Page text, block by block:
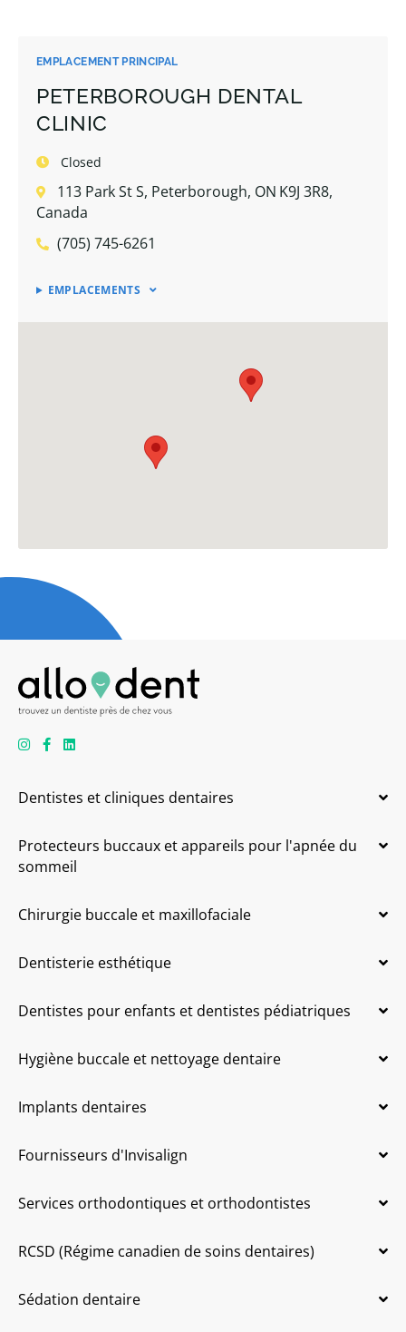
EMPLACEMENT PRINCIPAL
PETERBOROUGH DENTAL
CLINIC
Closed
113 Park St S, Peterborough, ON K9J 3R8,
Canada
(705) 745-6261
EMPLACEMENTS
Dentistes et cliniques dentaires
Protecteurs buccaux et appareils pour l'apnée du
sommeil
Chirurgie buccale et maxillofaciale
Dentisterie esthétique
Dentistes pour enfants et dentistes pédiatriques
Hygiène buccale et nettoyage dentaire
Implants dentaires
Fournisseurs d'Invisalign
Services orthodontiques et orthodontistes
RCSD (Régime canadien de soins dentaires)
Sédation dentaire